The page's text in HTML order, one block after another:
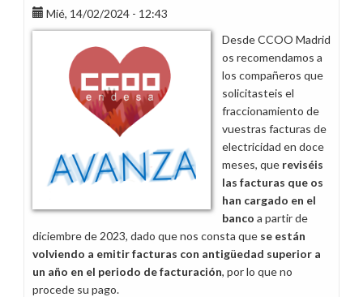
eléctrico
para
la
plantilla
en
2024
Mié, 14/02/2024 - 12:43
Desde CCOO Madrid
os recomendamos a
los compañeros que
solicitasteis el
fraccionamiento de
vuestras facturas de
electricidad en doce
meses, que reviséis
las facturas que os
han cargado en el
banco a partir de
diciembre de 2023, dado que nos consta que se están
volviendo a emitir facturas con antigüedad superior a
un año en el periodo de facturación, por lo que no
procede su pago.